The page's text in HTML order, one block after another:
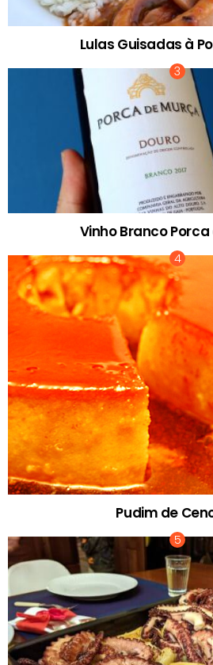
Lulas Guisadas à
Vinho Branco
Pudim de